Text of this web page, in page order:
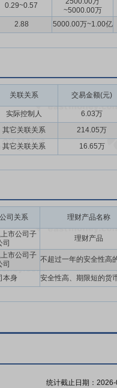
0.29~0.57
~5000.00万
2.88 5000.00万~1.00亿
关联关系 交易金额(元)
实际控制人
6.03万
其它关联关系
214.05万
其它关联关系 16.65万
司关系 理财产品名称
市公司子
司
理财产品
市公司子
司
本身
统计截止日期：